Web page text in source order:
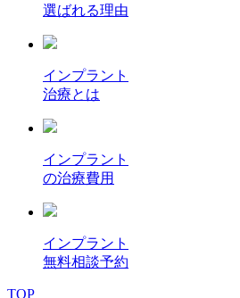
選ばれる理由
インプラント
治療とは
インプラント
の治療費用
インプラント
無料相談予約
TOP